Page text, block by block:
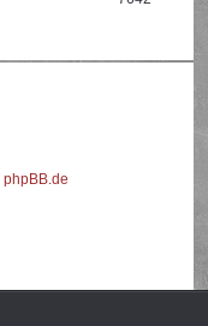
phpBB.de